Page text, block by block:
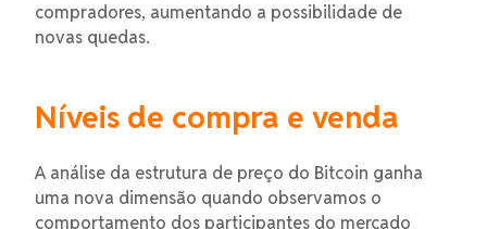
compradores, aumentando a possibilidade de
novas quedas.
Níveis de compra e venda
A análise da estrutura de preço do Bitcoin ganha
uma nova dimensão quando observamos o
comportamento dos participantes do mercado